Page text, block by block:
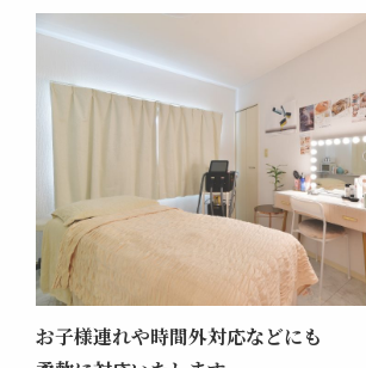
お子様連れや時間外対応などにも